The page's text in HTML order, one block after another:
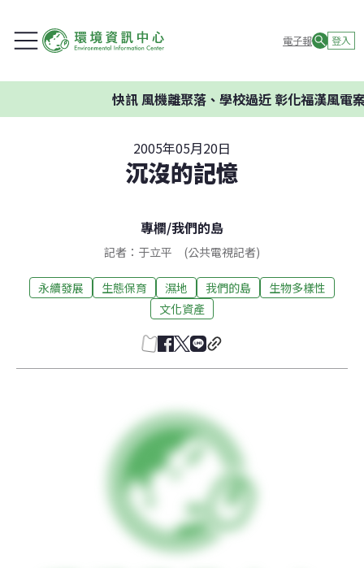
電子報 登入
風機離聚落、學校過近 彰化福漢風電案環委
2005年05月20日
沉沒的記憶
專欄/我們的島
記者：于立平 (公共電視記者)
永續發展 生態保育 濕地 我們的島
生物多樣性
文化資產